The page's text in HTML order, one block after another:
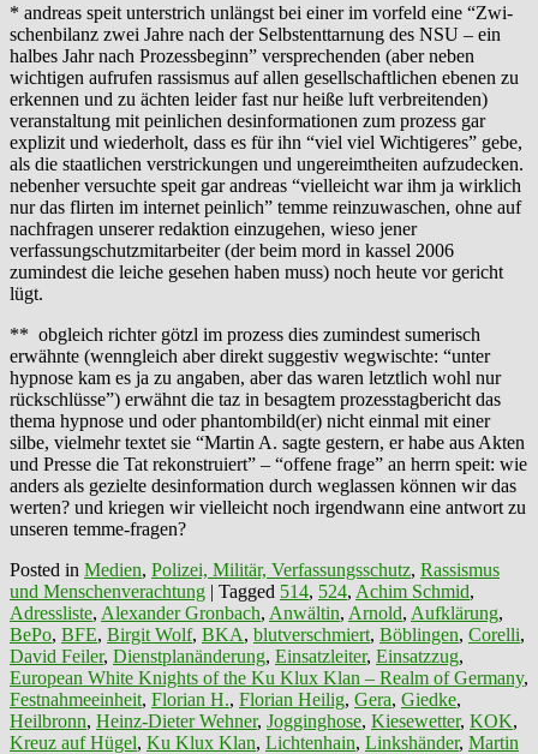
* andreas speit unterstrich unlängst bei einer im vorfeld eine “Zwi­
schen­bi­lanz zwei Jahre nach der Selbst­ent­tar­nung des NSU – ein
hal­bes Jahr nach Pro­zess­be­ginn” versprechenden (aber neben
wichtigen aufrufen rassismus auf allen gesellschaftlichen ebenen zu
erkennen und zu ächten leider fast nur heiße luft verbreitenden)
veranstaltung mit peinlichen desinformationen zum prozess gar
explizit und wiederholt, dass es für ihn “viel viel Wichtigeres” gebe,
als die staatlichen verstrickungen und ungereimtheiten aufzudecken.
nebenher versuchte speit gar andreas “vielleicht war ihm ja wirklich
nur das flirten im internet peinlich” temme reinzuwaschen, ohne auf
nachfragen unserer redaktion einzugehen, wieso jener
verfassungschutzmitarbeiter (der beim mord in kassel 2006
zumindest die leiche gesehen haben muss) noch heute vor gericht
lügt.
** obgleich richter götzl im prozess dies zumindest sumerisch
erwähnte (wenngleich aber direkt suggestiv wegwischte: “unter
hypnose kam es ja zu angaben, aber das waren letztlich wohl nur
rückschlüsse”) erwähnt die taz in besagtem prozesstagbericht das
thema hypnose und oder phantombild(er) nicht einmal mit einer
silbe, vielmehr textet sie “Martin A. sagte gestern, er habe aus Akten
und Presse die Tat rekonstruiert” – “offene frage” an herrn speit: wie
anders als gezielte desinformation durch weglassen können wir das
werten? und kriegen wir vielleicht noch irgendwann eine antwort zu
unseren temme-fragen?
Posted in Medien, Polizei, Militär, Verfassungsschutz, Rassismus
und Menschenverachtung | Tagged 514, 524, Achim Schmid,
Adressliste, Alexander Gronbach, Anwältin, Arnold, Aufklärung,
BePo, BFE, Birgit Wolf, BKA, blutverschmiert, Böblingen, Corelli,
David Feiler, Dienstplanänderung, Einsatzleiter, Einsatzzug,
European White Knights of the Ku Klux Klan – Realm of Germany,
Festnahmeeinheit, Florian H., Florian Heilig, Gera, Giedke,
Heilbronn, Heinz-Dieter Wehner, Jogginghose, Kiesewetter, KOK,
Kreuz auf Hügel, Ku Klux Klan, Lichtenhain, Linkshänder, Martin